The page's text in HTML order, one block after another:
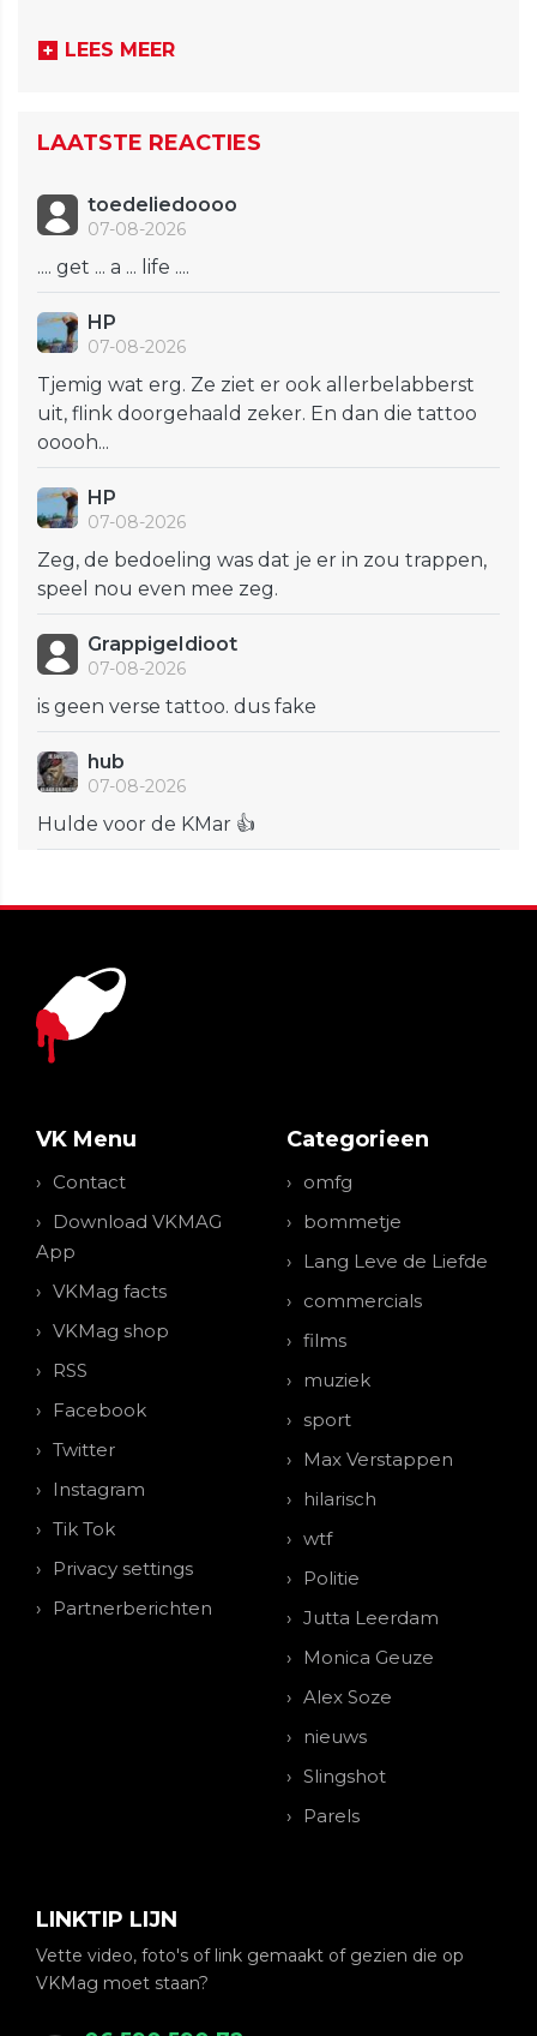
LEES MEER
LAATSTE REACTIES
toedeliedoooo
07-08-2026
.... get ... a ... life ....
HP
07-08-2026
Tjemig wat erg. Ze ziet er ook allerbelabberst
uit, flink doorgehaald zeker. En dan die tattoo
ooooh...
HP
07-08-2026
Zeg, de bedoeling was dat je er in zou trappen,
speel nou even mee zeg.
GrappigeIdioot
07-08-2026
is geen verse tattoo. dus fake
hub
07-08-2026
Hulde voor de KMar 👍
VK Menu
Contact
Download VKMAG
App
VKMag facts
VKMag shop
RSS
Facebook
Twitter
Instagram
Tik Tok
Privacy settings
Partnerberichten
Categorieen
omfg
bommetje
Lang Leve de Liefde
commercials
films
muziek
sport
Max Verstappen
hilarisch
wtf
Politie
Jutta Leerdam
Monica Geuze
Alex Soze
nieuws
Slingshot
Parels
LINKTIP LIJN
Vette video, foto's of link gemaakt of gezien die op
VKMag moet staan?